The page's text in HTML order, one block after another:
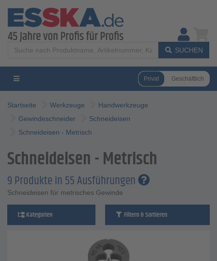
SUCHEN
Privat Geschäftlich
Startseite Werkzeuge
Handwerkzeuge
Gewindeschneider
Schneideisen
Schneideisen - Metrisch
Schneideisen - Metrisch
9 Produkte in 55 Ausführungen
Schneideisen für metrisches Gewinde
Kategorien Filtern & Sortieren